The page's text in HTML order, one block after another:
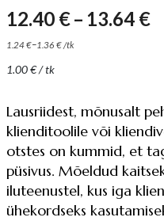
12.40 €– 13.64 €
1.24€–1.36 €/tk
1.00€/ tk
Lausriidest, mõnusalt
klienditoolile või
otstes on kummid, et
püsivus. Mõeldud
iluteenustel, kus iga
ühekordseks